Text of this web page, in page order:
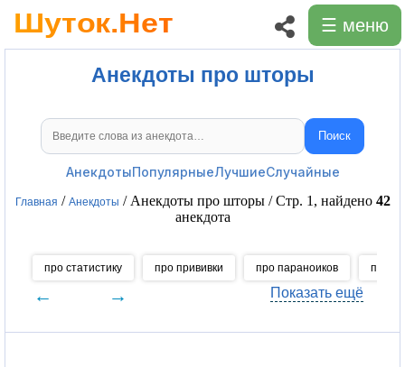
☰ меню
Анекдоты про шторы
Поиск анекдотов Поиск
АнекдотыПопулярныеЛучшиеСлучайные
Главная / Анекдоты / Анекдоты про шторы / Стр. 1, найдено 42
анекдота
про статистику про прививки про параноиков про
← → Показать ещё